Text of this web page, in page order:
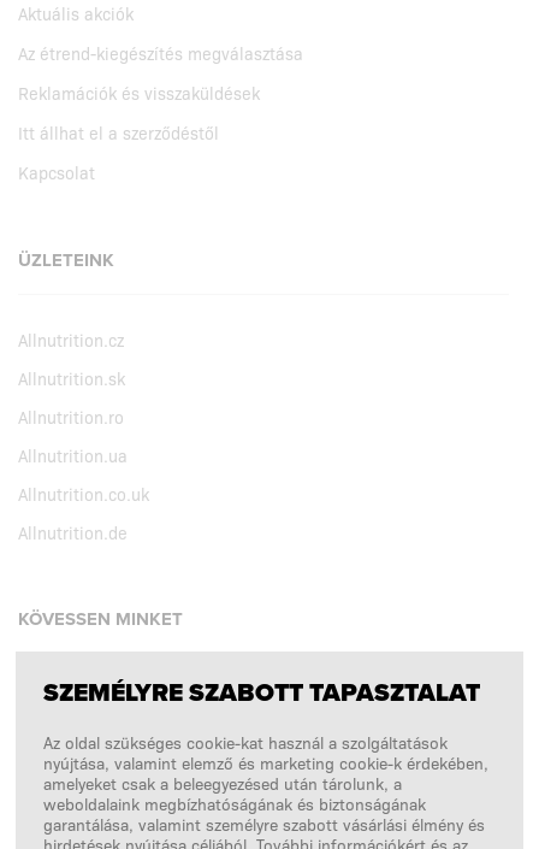
Aktuális akciók
Az étrend-kiegészítés megválasztása
Reklamációk és visszaküldések
Itt állhat el a szerződéstől
Kapcsolat
ÜZLETEINK
Allnutrition.cz
Allnutrition.sk
Allnutrition.ro
Allnutrition.ua
Allnutrition.co.uk
Allnutrition.de
KÖVESSEN MINKET
Facebook
Instagram
Copyright © 2026SFD S. A.
SZEMÉLYRE SZABOTT TAPASZTALAT
Az oldal szükséges cookie-kat használ a szolgáltatások
nyújtása, valamint elemző és marketing cookie-k érdekében,
amelyeket csak a beleegyezésed után tárolunk, a
weboldalaink megbízhatóságának és biztonságának
garantálása, valamint személyre szabott vásárlási élmény és
hirdetések nyújtása céljából. További információkért és az